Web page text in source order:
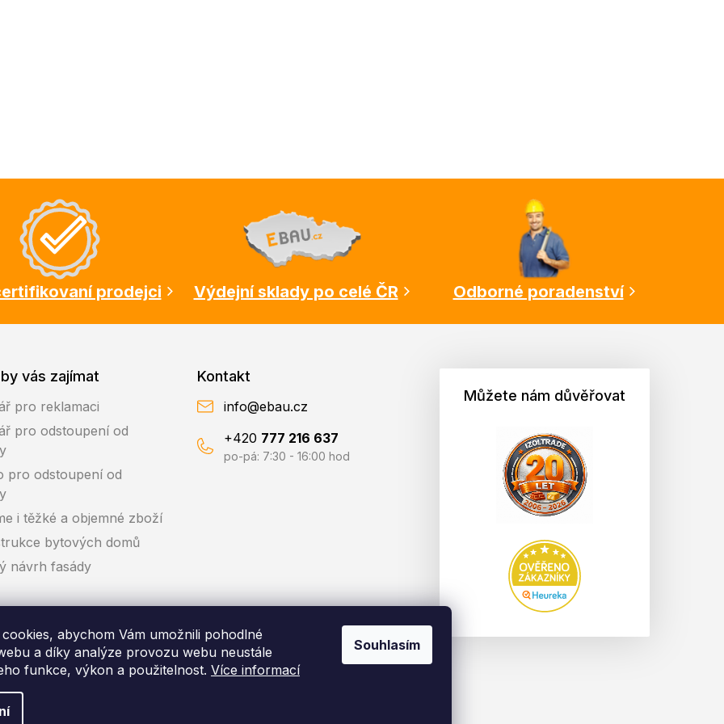
abychom Vám umožnili pohodlné
a díky analýze provozu webu neustále
funkce, výkon a použitelnost. Více informací
Souhlasím
prodejci Výdejní sklady po celé ČR Odborné poradenství
vás zajímat
pro reklamaci
pro odstoupení od
pro odstoupení od
i těžké a objemné zboží
bytových domů
návrh fasády
Kontakt
info@ebau.cz
+420 777 216 637
po-pá: 7:30 - 16:00 hod
Můžete nám důvěřovat